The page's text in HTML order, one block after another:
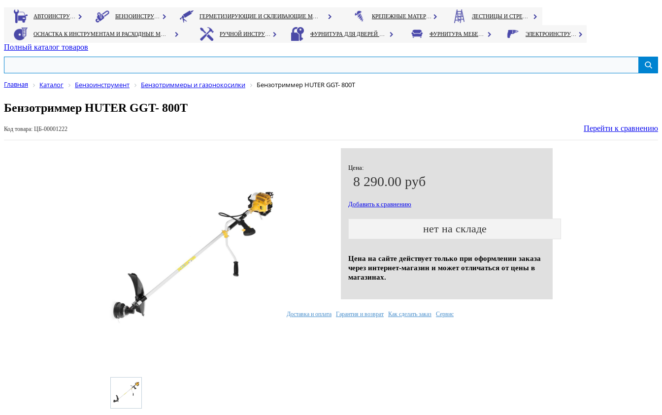
Полный каталог товаров
Главная Каталог Бензоинструмент Бензотриммеры и газонокосилки Бензотриммер HUTER GGT- 800Т
Бензотриммер HUTER GGT- 800Т
Код товара: ЦБ-00001222 Перейти к сравнению
Цена:
8 290.00 руб
Добавить к сравнению
нет на складе
Цена на сайте действует только при оформлении заказа
через интернет-магазин и может отличаться от цены в
магазинах.
Доставка и оплата Гарантия и возврат Как сделать заказ Сервис